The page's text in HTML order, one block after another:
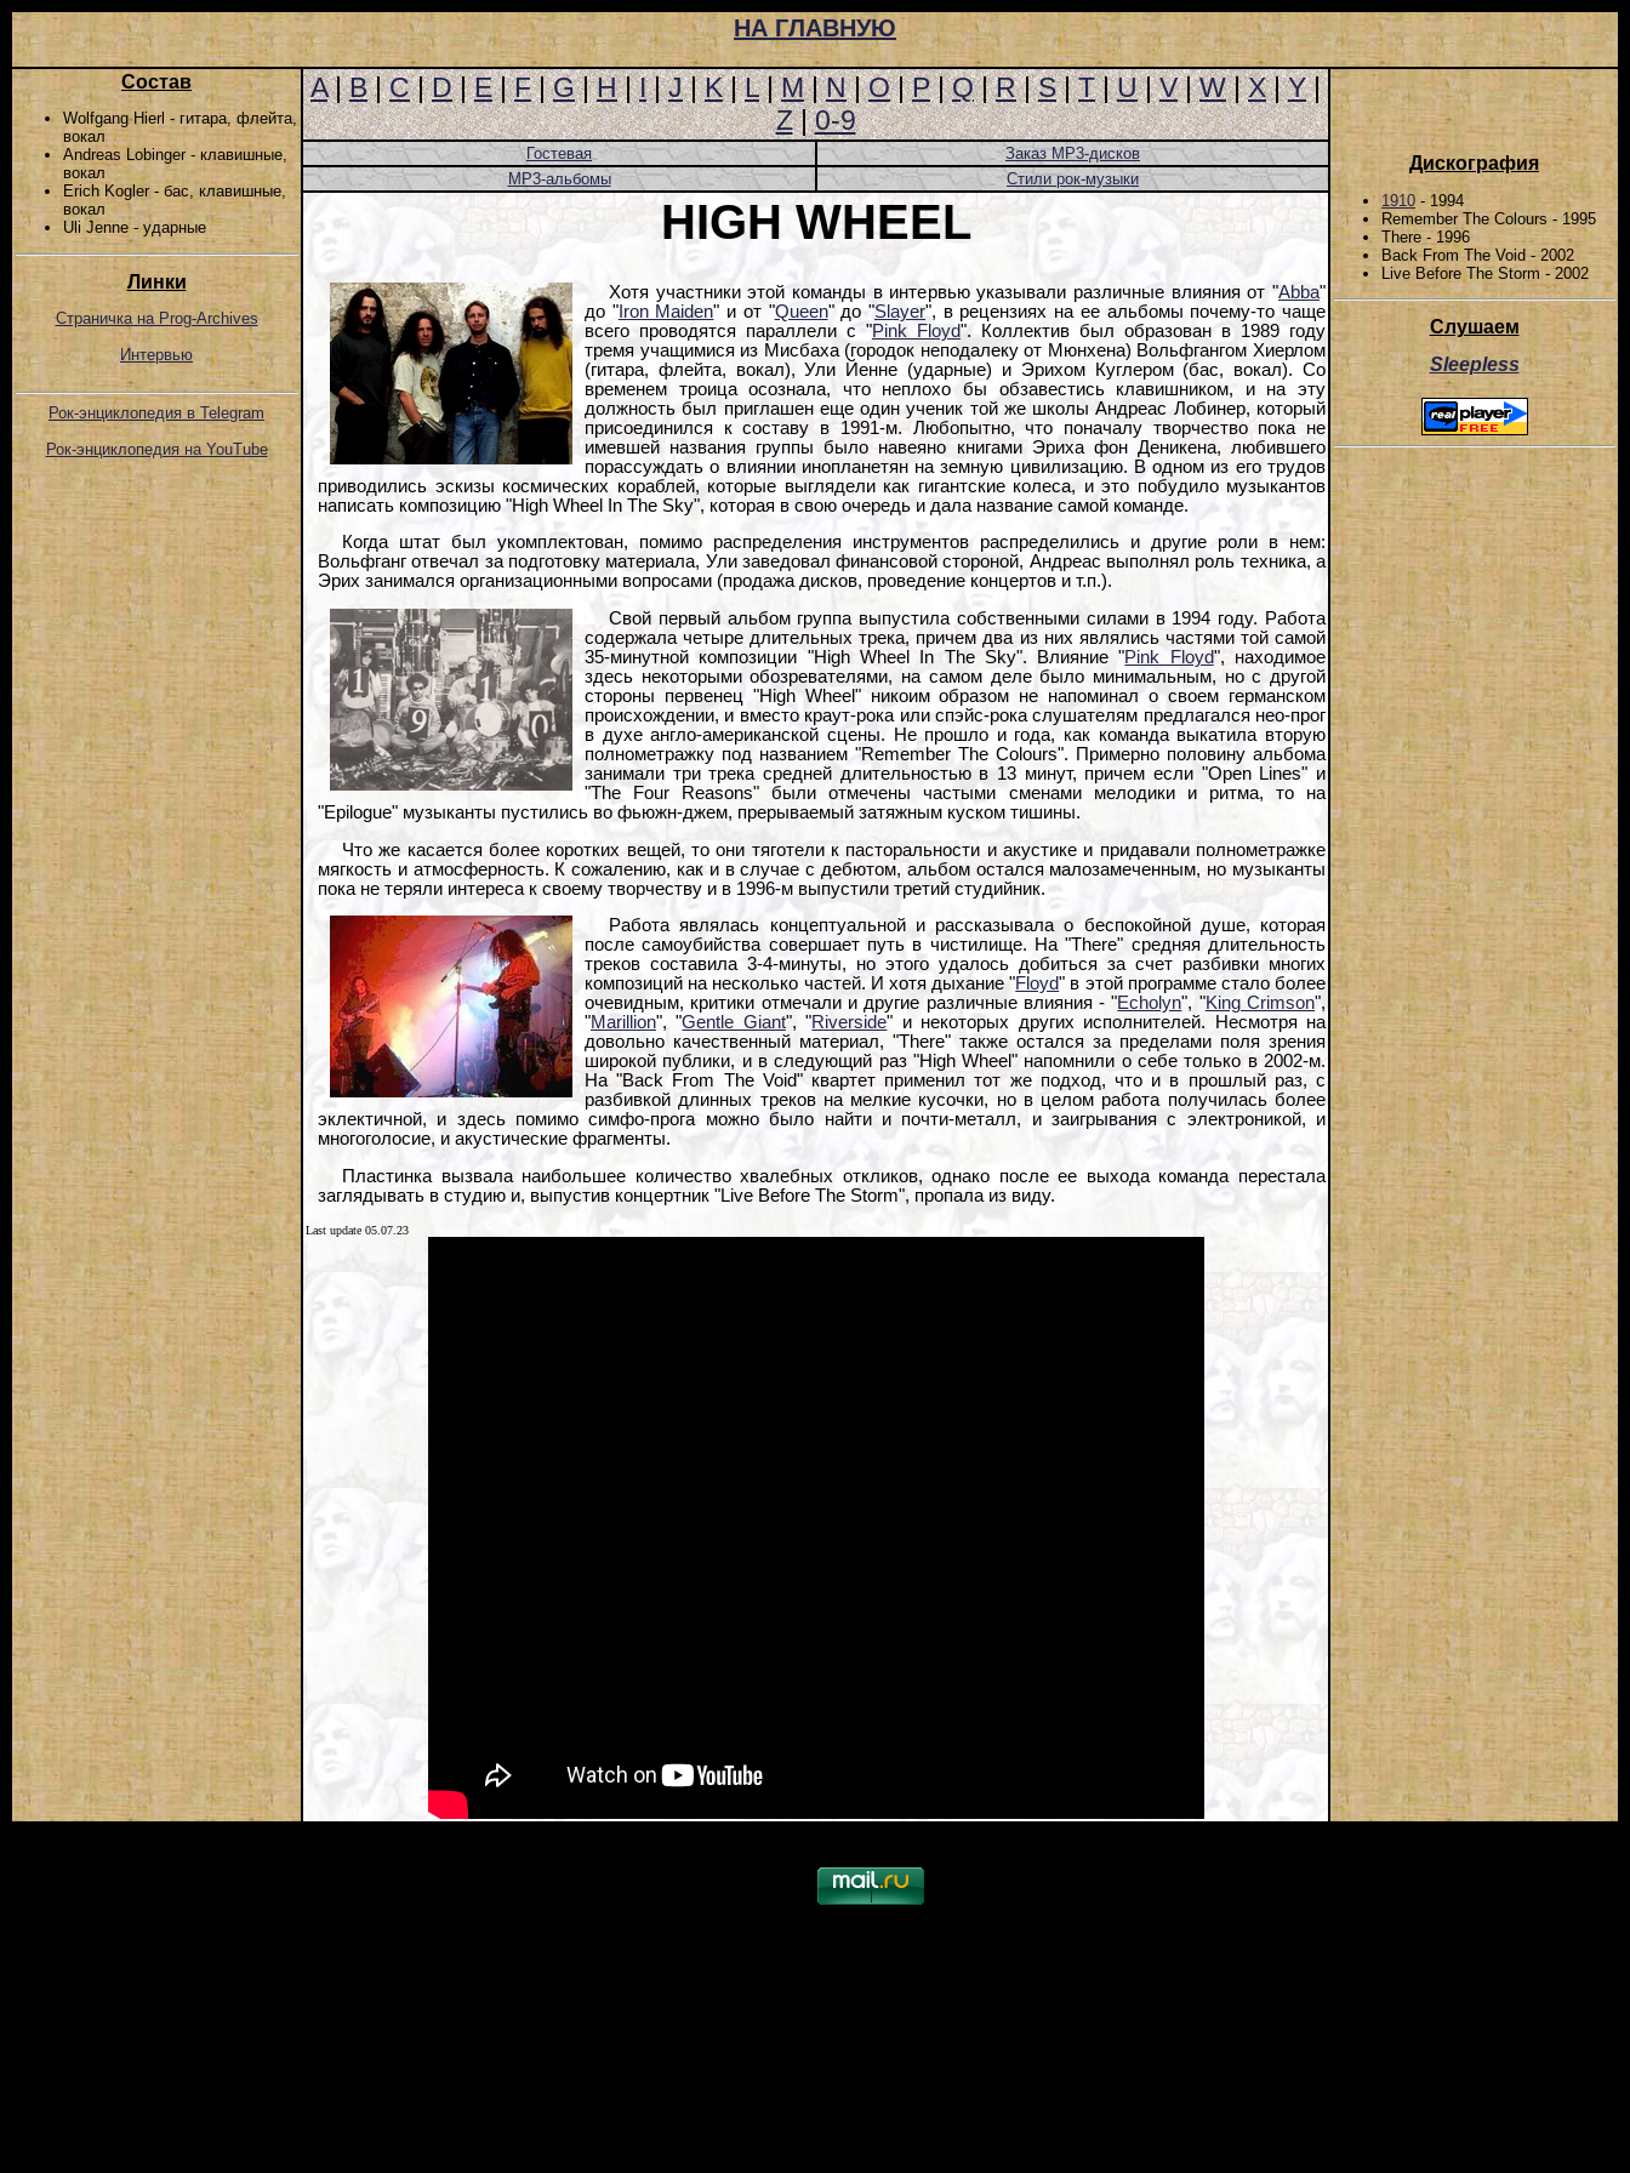
НА ГЛАВНУЮ
Состав
Wolfgang Hierl - гитара, флейта,
вокал
Andreas Lobinger - клавишные,
вокал
Erich Kogler - бас, клавишные,
вокал
Uli Jenne - ударные
Линки
Страничка на Prog-Archives
Интервью
Рок-энциклопедия в Telegram
Рок-энциклопедия на YouTube
A|B|C|D|E|F|G|H|I|J|K|L|M|N|O|P|Q|R|S|T|U|V|W|X|Y|
Z|0-9
Дискография
1910 - 1994
Remember The Colours - 1995
There - 1996
Back From The Void - 2002
Live Before The Storm - 2002
Слушаем
Sleepless
Гостевая
Заказ MP3-дисков
MP3-альбомы
Стили рок-музыки
HIGH WHEEL
Хотя участники этой команды в интервью указывали различные влияния от "Abba"
до "Iron Maiden" и от "Queen" до "Slayer", в рецензиях на ее альбомы почему-то чаще
всего проводятся параллели с "Pink Floyd". Коллектив был образован в 1989 году
тремя учащимися из Мисбаха (городок неподалеку от Мюнхена) Вольфгангом Хиерлом
(гитара, флейта, вокал), Ули Йенне (ударные) и Эрихом Куглером (бас, вокал). Со
временем троица осознала, что неплохо бы обзавестись клавишником, и на эту
должность был приглашен еще один ученик той же школы Андреас Лобинер, который
присоединился к составу в 1991-м. Любопытно, что поначалу творчество пока не
имевшей названия группы было навеяно книгами Эриха фон Деникена, любившего
порассуждать о влиянии инопланетян на земную цивилизацию. В одном из его трудов
приводились эскизы космических кораблей, которые выглядели как гигантские колеса, и это побудило музыкантов
написать композицию "High Wheel In The Sky", которая в свою очередь и дала название самой команде.
Когда штат был укомплектован, помимо распределения инструментов распределились и другие роли в нем:
Вольфганг отвечал за подготовку материала, Ули заведовал финансовой стороной, Андреас выполнял роль техника, а
Эрих занимался организационными вопросами (продажа дисков, проведение концертов и т.п.).
Свой первый альбом группа выпустила собственными силами в 1994 году. Работа
содержала четыре длительных трека, причем два из них являлись частями той самой
35-минутной композиции "High Wheel In The Sky". Влияние "Pink Floyd", находимое
здесь некоторыми обозревателями, на самом деле было минимальным, но с другой
стороны первенец "High Wheel" никоим образом не напоминал о своем германском
происхождении, и вместо краут-рока или спэйс-рока слушателям предлагался нео-прог
в духе англо-американской сцены. Не прошло и года, как команда выкатила вторую
полнометражку под названием "Remember The Colours". Примерно половину альбома
занимали три трека средней длительностью в 13 минут, причем если "Open Lines" и
"The Four Reasons" были отмечены частыми сменами мелодики и ритма, то на
"Epilogue" музыканты пустились во фьюжн-джем, прерываемый затяжным куском тишины.
Что же касается более коротких вещей, то они тяготели к пасторальности и акустике и придавали полнометражке
мягкость и атмосферность. К сожалению, как и в случае с дебютом, альбом остался малозамеченным, но музыканты
пока не теряли интереса к своему творчеству и в 1996-м выпустили третий студийник.
Работа являлась концептуальной и рассказывала о беспокойной душе, которая
после самоубийства совершает путь в чистилище. На "There" средняя длительность
треков составила 3-4-минуты, но этого удалось добиться за счет разбивки многих
композиций на несколько частей. И хотя дыхание "Floyd" в этой программе стало более
очевидным, критики отмечали и другие различные влияния - "Echolyn", "King Crimson",
"Marillion", "Gentle Giant", "Riverside" и некоторых других исполнителей. Несмотря на
довольно качественный материал, "There" также остался за пределами поля зрения
широкой публики, и в следующий раз "High Wheel" напомнили о себе только в 2002-м.
На "Back From The Void" квартет применил тот же подход, что и в прошлый раз, с
разбивкой длинных треков на мелкие кусочки, но в целом работа получилась более
эклектичной, и здесь помимо симфо-прога можно было найти и почти-металл, и заигрывания с электроникой, и
многоголосие, и акустические фрагменты.
Пластинка вызвала наибольшее количество хвалебных откликов, однако после ее выхода команда перестала
заглядывать в студию и, выпустив концертник "Live Before The Storm", пропала из виду.
Last update 05.07.23